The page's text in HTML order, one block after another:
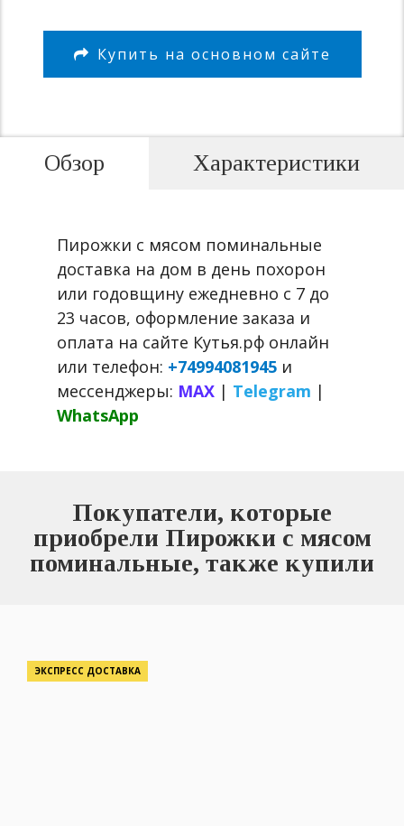
Купить на основном сайте
Обзор
Пирожки с мясом поминальные
доставка на дом в день похорон
или годовщину ежедневно с 7 до
23 часов, оформление заказа и
оплата на сайте Кутья.рф онлайн
или телефон: +74994081945 и
мессенджеры: MAX | Telegram |
WhatsApp
Характеристики
Покупатели, которые
приобрели Пирожки с мясом
поминальные, также купили
ЭКСПРЕСС ДОСТАВКА